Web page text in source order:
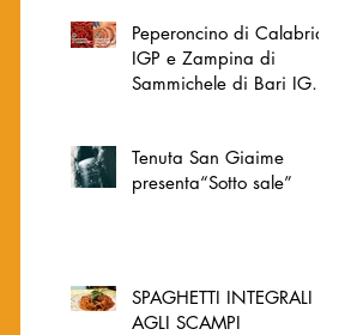
Peperoncino di Calabria
IGP e Zampina di
Sammichele di Bari IGP
Tenuta San Giaime
presenta“Sotto sale”
SPAGHETTI INTEGRALI
AGLI SCAMPI